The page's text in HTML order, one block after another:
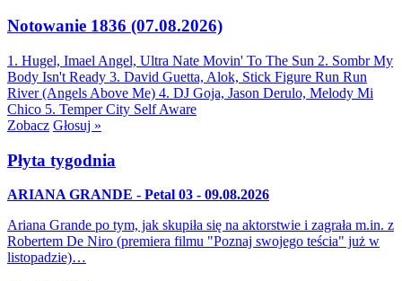
Notowanie 1836 (07.08.2026)
1. Hugel, Imael Angel, Ultra Nate Movin' To The Sun 2. Sombr My
Body Isn't Ready 3. David Guetta, Alok, Stick Figure Run Run
River (Angels Above Me) 4. DJ Goja, Jason Derulo, Melody Mi
Chico 5. Temper City Self Aware
Zobacz Głosuj »
Płyta tygodnia
ARIANA GRANDE - Petal 03 - 09.08.2026
Ariana Grande po tym, jak skupiła się na aktorstwie i zagrała m.in. z
Robertem De Niro (premiera filmu "Poznaj swojego teścia" już w
listopadzie)…